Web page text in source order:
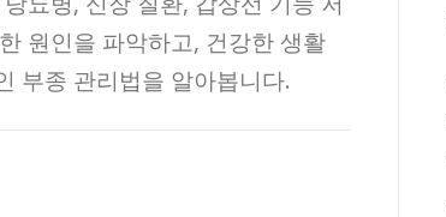
원인을 파악하고, 건강한 생활
부종 관리법을 알아봅니다.